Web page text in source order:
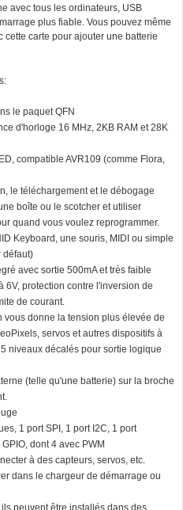
avec tous les ordinateurs, USB
plus fiable. Vous pouvez même
cette carte pour ajouter une batterie
le paquet QFN
d'horloge 16 MHz, 2KB RAM et 28K
compatible AVR109 (comme Flora,
le téléchargement et le débogage
boîte ou le scotcher et utiliser
quand vous voulez reprogrammer.
Keyboard, une souris, MIDI ou simple
défaut)
avec sortie 500mA et très faible
6V, protection contre l'inversion de
de courant.
vous donne la tension plus élevée de
servos et autres dispositifs à
niveaux décalés pour sortie logique
(telle qu'une batterie) sur la broche
1 port SPI, 1 port I2C, 1 port
dont 4 avec PWM
à des capteurs, servos, etc.
dans le chargeur de démarrage ou
peuvent être installés dans des